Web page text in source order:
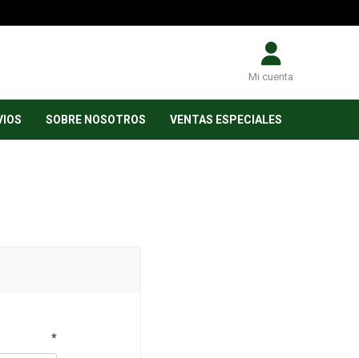
Mi cuenta
SOBRE NOSOTROS VENTAS ESPECIALES
*